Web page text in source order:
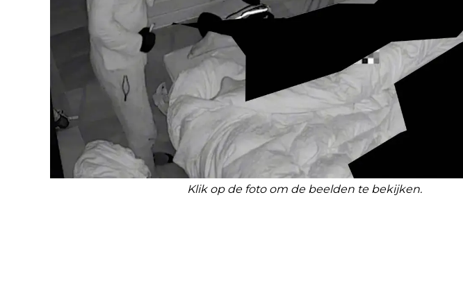
Klik op de foto om de beelden te bekijken.